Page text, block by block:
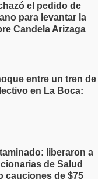
el pedido de
para levantar la
Candela Arizaga
entre un tren de
en La Boca:
liberaron a
de Salud
cauciones de $75